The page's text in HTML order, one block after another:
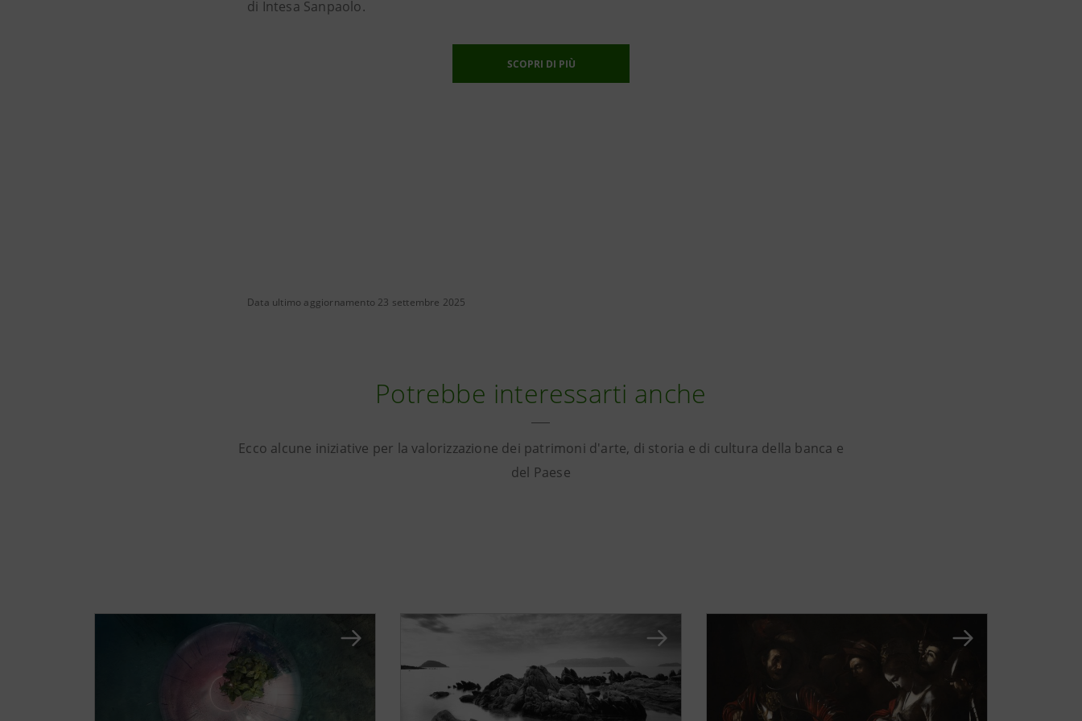
di Intesa Sanpaolo.
SCOPRI DI PIÙ
Data ultimo aggiornamento 23 settembre 2025
Potrebbe interessarti anche
Ecco alcune iniziative per la valorizzazione dei patrimoni d'arte, di storia e di cultura della banca e
del Paese